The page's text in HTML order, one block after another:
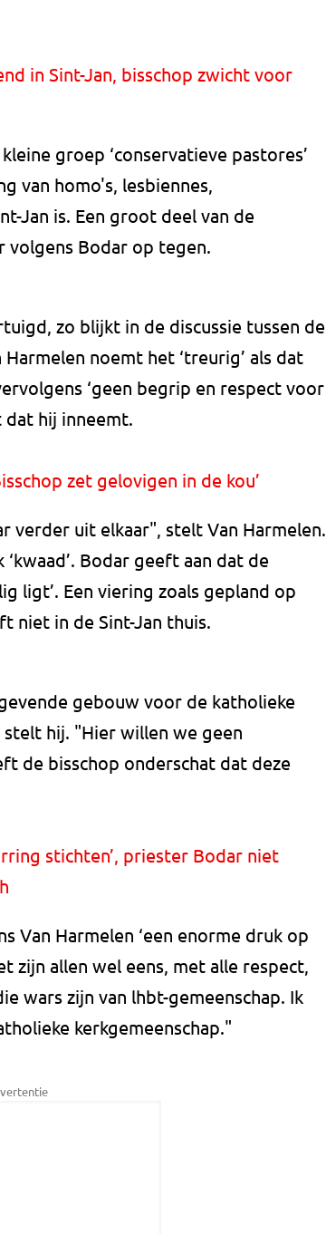
in Sint-Jan, bisschop zwicht voor
groep ‘conservatieve pastores’
van homo's, lesbiennes,
Jan is. Een groot deel van de
volgens Bodar op tegen.
zo blijkt in de discussie tussen de
noemt het ‘treurig’ als dat
‘geen begrip en respect voor
dat hij inneemt.
zet gelovigen in de kou’
verder uit elkaar", stelt Van Harmelen.
Bodar geeft aan dat de
ligt’. Een viering zoals gepland op
niet in de Sint-Jan thuis.
gebouw voor de katholieke
hij. "Hier willen we geen
de bisschop onderschat dat deze
stichten’, priester Bodar niet
Van Harmelen ‘een enorme druk op
zijn allen wel eens, met alle respect,
wars zijn van lhbt-gemeenschap. Ik
kerkgemeenschap."